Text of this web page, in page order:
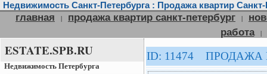
Недвижимость Санкт-Петербурга : Продажа квартир Санкт-
главная | продажа квартир санкт-петербург |
работа
|
ESTATE.SPB.RU
Недвижимость Петербурга
ID: 11474